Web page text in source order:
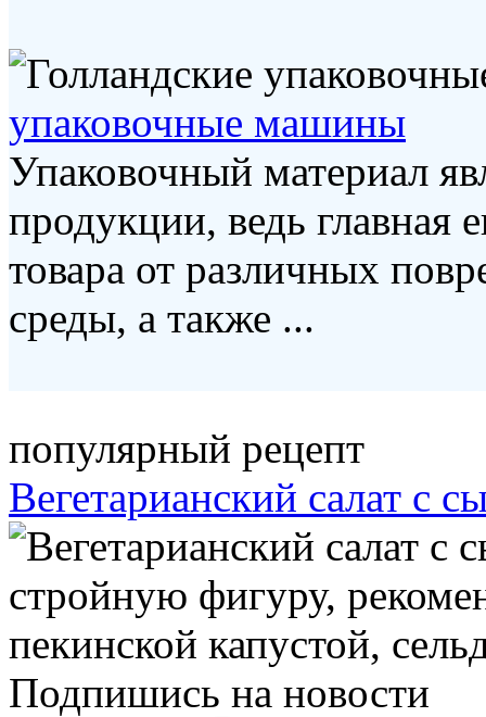
упаковочные машины
Упаковочный материал
продукции, ведь главная
товара от различных
среды, а также ...
популярный рецепт
Вегетарианский салат с
стройную фигуру,
пекинской капустой,
Подпишись на новости